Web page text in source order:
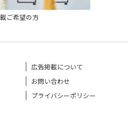
ご希望の方
広告掲載について
お問い合わせ
プライバシーポリシー